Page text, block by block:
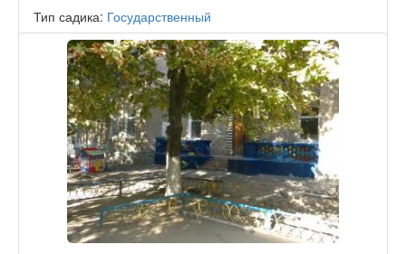
Тип садика: Государственный